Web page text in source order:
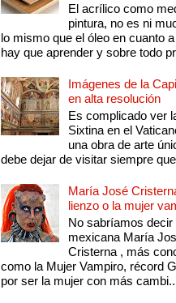
El acrílico como
pintura, no es ni
lo mismo que el óleo en cuanto
hay que aprender y sobre todo
Imágenes de la
en alta resolución
Es complicado ver
Sixtina en el
una obra de arte
debe dejar de visitar siempre
María José
lienzo o la mujer
No sabríamos decir
mexicana María
Cristerna , más
como la Mujer Vampiro, récord
por ser la mujer con más